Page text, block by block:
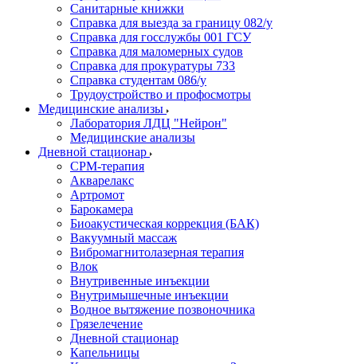
Санитарные книжки
Справка для выезда за границу 082/у
Справка для госслужбы 001 ГСУ
Справка для маломерных судов
Справка для прокуратуры 733
Справка студентам 086/у
Трудоустройство и профосмотры
Медицинские анализы
Лаборатория ЛДЦ "Нейрон"
Медицинские анализы
Дневной стационар
CPM-терапия
Акварелакс
Артромот
Барокамера
Биоакустическая коррекция (БАК)
Вакуумный массаж
Вибромагнитолазерная терапия
Влок
Внутривенные инъекции
Внутримышечные инъекции
Водное вытяжение позвоночника
Грязелечение
Дневной стационар
Капельницы